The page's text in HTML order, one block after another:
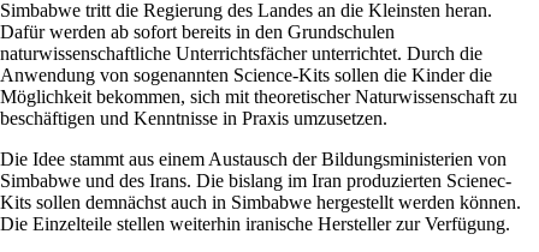
Simbabwe tritt die Regierung des Landes an die Kleinsten heran.
Dafür werden ab sofort bereits in den Grundschulen
naturwissenschaftliche Unterrichtsfächer unterrichtet. Durch die
Anwendung von sogenannten Science-Kits sollen die Kinder die
Möglichkeit bekommen, sich mit theoretischer Naturwissenschaft zu
beschäftigen und Kenntnisse in Praxis umzusetzen.
Die Idee stammt aus einem Austausch der Bildungsministerien von
Simbabwe und des Irans. Die bislang im Iran produzierten Scienec-
Kits sollen demnächst auch in Simbabwe hergestellt werden können.
Die Einzelteile stellen weiterhin iranische Hersteller zur Verfügung.